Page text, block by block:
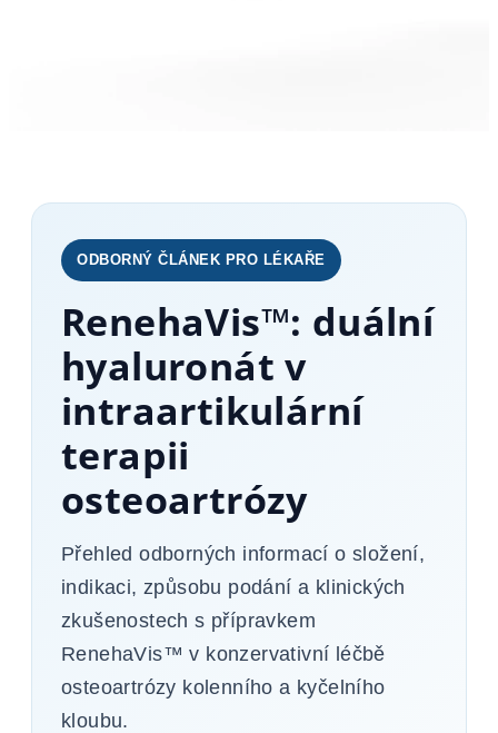
ODBORNÝ ČLÁNEK PRO LÉKAŘE
RenehaVis™: duální
hyaluronát v
intraartikulární
terapii
osteoartrózy
Přehled odborných informací o složení,
indikaci, způsobu podání a klinických
zkušenostech s přípravkem
RenehaVis™ v konzervativní léčbě
osteoartrózy kolenního a kyčelního
kloubu.